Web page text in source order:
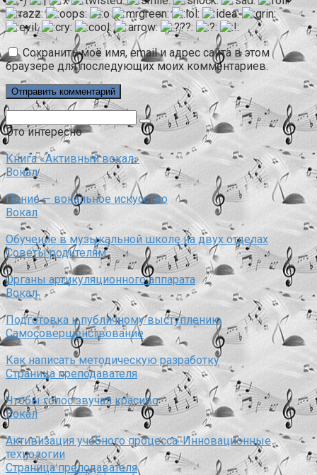
Сохранить моё имя, email и адрес сайта в этом
браузере для последующих моих комментариев.
Поиск:
Это интересно
Книга «Активный вокал»
Вокал
Пение — вокальное искусство
Вокал
Обучение в музыкальной школе на двух отделах
Советы родителям
Органы артикуляционного аппарата
Вокал
Подготовка к публичному выступлению
Самосовершенствование
Как написать методическую разработку
Страница преподавателя
Чтобы голос звучал красиво
Вокал
Активизация учебного процесса. Инновационные
технологии
Страница преподавателя